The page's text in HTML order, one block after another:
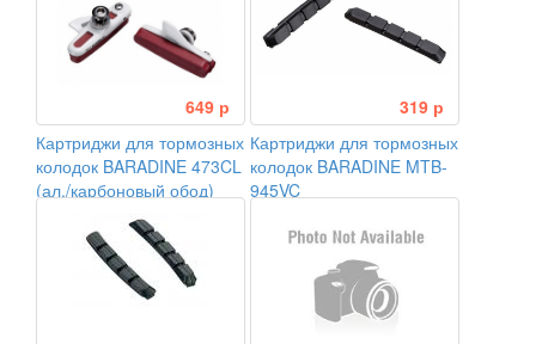
649 р
Картриджи для тормозных
колодок BARADINE 473CL
(ал./карбоновый обод)
319 р
Картриджи для тормозных
колодок BARADINE MTB-
945VC